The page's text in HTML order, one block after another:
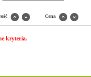
Cena
kryteria.